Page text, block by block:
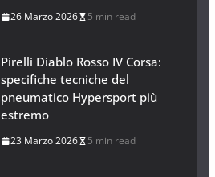
26 Marzo 2026 5 min read
Pirelli Diablo Rosso IV Corsa:
specifiche tecniche del
pneumatico Hypersport più
estremo
23 Marzo 2026 5 min read